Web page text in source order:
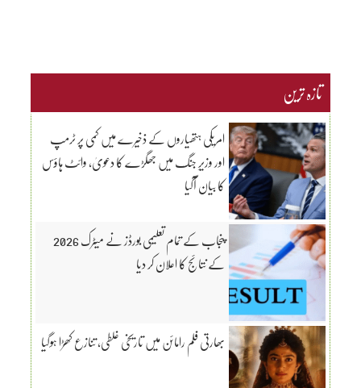
تازہ ترین
امریکی ہتھیاروں کے ذخیرے میں کمی پر ٹرمپ
اور وزیرِ جنگ میں جھگڑے کا دعویٰ، وائٹ ہاؤس
کا بیان آگیا
پنجاب کے تمام تعلیمی بورڈز نے میٹرک 2026
کے نتائج کا اعلان کر دیا
بھارتی فلم رامائن میں تاریخی غلطی، تنازع کھڑا ہوگیا